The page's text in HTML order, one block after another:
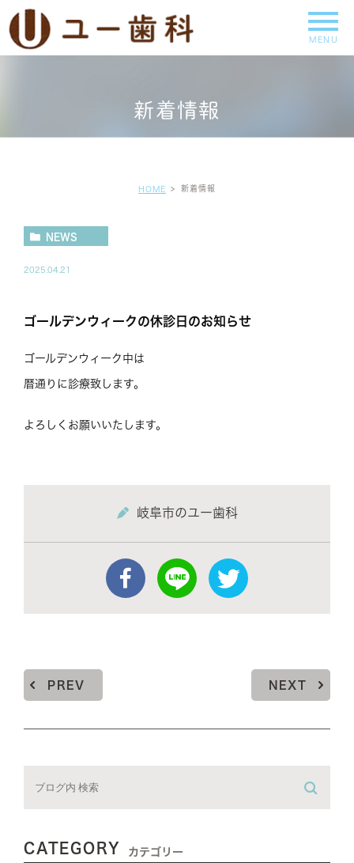
新着情報
HOME 新着情報
NEWS
2025.04.21
ゴールデンウィークの休診日のお知らせ
ゴールデンウィーク中は
暦通りに診療致します。
よろしくお願いいたします。
岐阜市のユー歯科
PREV NEXT
CATEGORY カテゴリー